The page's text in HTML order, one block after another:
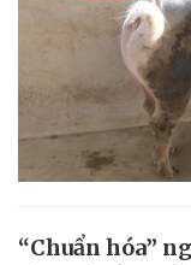
“Chuẩn hóa”